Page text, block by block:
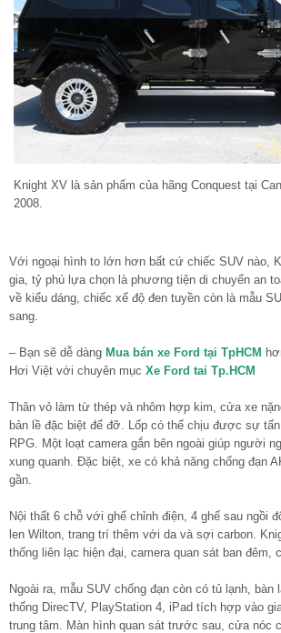
Knight XV là sản phẩm của hãng Conquest tại
2008.
Với ngoại hình to lớn hơn bất cứ chiếc SUV nào,
gia, tỷ phú lựa chọn là phương tiện di chuyển an
về kiểu dáng, chiếc xế độ đen tuyền còn là mẫu
sang.
– Bạn sẽ dễ dàng Mua bán xe Ford tại TpHCM
Hơi Việt với chuyên mục Xe Ford tai Tp.HCM
Thân vỏ làm từ thép và nhôm hợp kim, cửa xe
bản lề đặc biệt để đỡ. Lốp có thể chịu được sự
RPG. Một loạt camera gắn bên ngoài giúp người
xung quanh. Đặc biệt, xe có khả năng chống đạn
gần.
Nội thất 6 chỗ với ghế chỉnh điện, 4 ghế sau ngồi
len Wilton, trang trí thêm với da và sợi carbon.
thống liên lạc hiện đại, camera quan sát ban đêm,
Ngoài ra, mẫu SUV chống đạn còn có tủ lạnh,
thống DirecTV, PlayStation 4, iPad tích hợp vào
trung tâm. Màn hình quan sát trước sau, cửa nóc